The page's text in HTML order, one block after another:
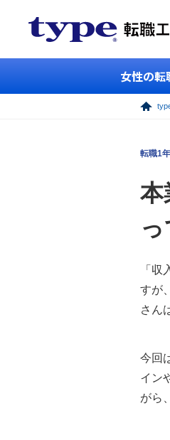
女性の転
転職1
本
「
すが
さん
今回
イン
がら